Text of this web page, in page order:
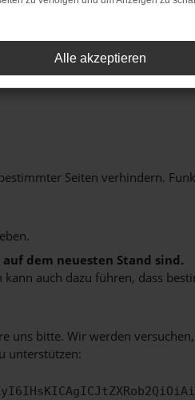
Seiten verhindern.
dem neuesten Stand sind.
auch dazu führen, dass
uns bitte. Wir werden
unterstützen:
Alle akzeptieren